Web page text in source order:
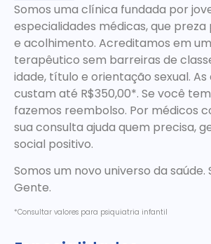
Somos uma clínica fundada por
especialidades médicas, que preza
e acolhimento. Acreditamos em
terapêutico sem barreiras de
idade, título e orientação sexual.
custam até R$350,00*. Se você
fazemos reembolso. Por médicos
sua consulta ajuda quem precisa,
social positivo.
Somos um novo universo da saúde.
Gente.
*Consultar valores para psiquiatria infantil